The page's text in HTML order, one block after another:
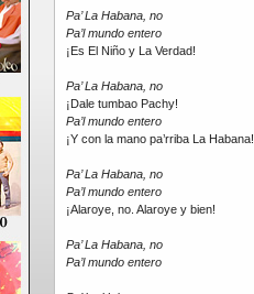
Pa’ La Habana, no
Pa’l mundo entero
¡Es El Niño y La Verdad!
Pa’ La Habana, no
¡Dale tumbao Pachy!
Pa’l mundo entero
¡Y con la mano pa’rriba La Habana!
Pa’ La Habana, no
Pa’l mundo entero
¡Alaroye, no. Alaroye y bien!
Pa’ La Habana, no
Pa’l mundo entero